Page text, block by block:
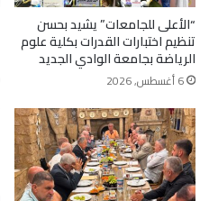
“الأعلى للجامعات” يشيد بحسن
تنظيم اختبارات القدرات بكلية علوم
الرياضة بجامعة الوادي الجديد
6 أغسطس, 2026